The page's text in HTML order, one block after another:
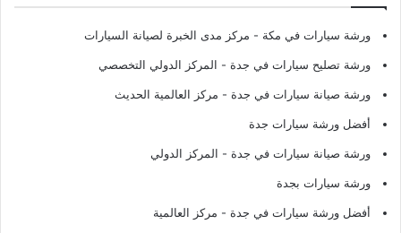
ورشة سيارات في مكة - مركز مدى الخبرة لصيانة السيارات
ورشة تصليح سيارات في جدة - المركز الدولي التخصصي
ورشة صيانة سيارات في جدة - مركز العالمية الحديث
أفضل ورشة سيارات جدة
ورشة صيانة سيارات في جدة - المركز الدولي
ورشة سيارات بجدة
أفضل ورشة سيارات في جدة - مركز العالمية